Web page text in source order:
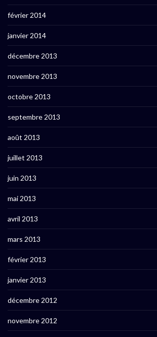
février 2014
janvier 2014
décembre 2013
novembre 2013
octobre 2013
septembre 2013
août 2013
juillet 2013
juin 2013
mai 2013
avril 2013
mars 2013
février 2013
janvier 2013
décembre 2012
novembre 2012